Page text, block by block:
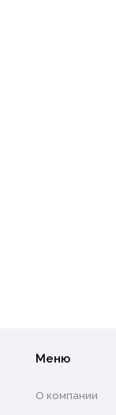
Меню
О компании